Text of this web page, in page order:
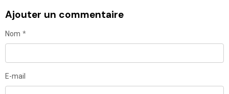
Ajouter un commentaire
Nom
E-mail